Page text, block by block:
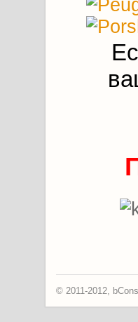
© 2011-2012,